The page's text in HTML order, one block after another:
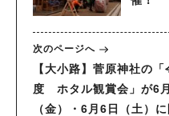
次のページへ
【大小路】菅原神社の
度 ホタル観賞会」が6
（金）・6月6日（土）に